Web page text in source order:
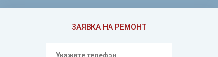
ЗАЯВКА НА РЕМОНТ